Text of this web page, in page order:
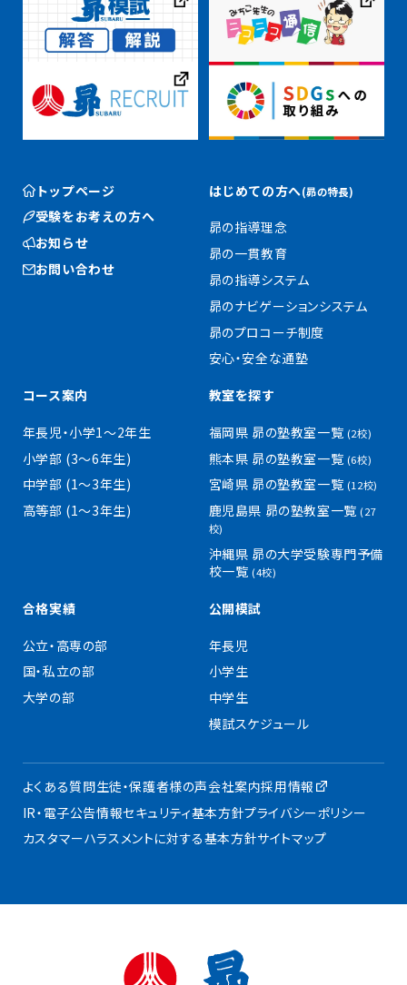
トップページ
受験をお考えの方へ
お知らせ
お問い合わせ
はじめての方へ(昴の特長)
昴の指導理念
昴の一貫教育
昴の指導システム
昴のナビゲーションシステム
昴のプロコーチ制度
安心・安全な通塾
コース案内
年長児・小学1〜2年生
小学部 (3〜6年生)
中学部 (1〜3年生)
高等部 (1〜3年生)
教室を探す
福岡県 昴の塾教室一覧 (2校)
熊本県 昴の塾教室一覧 (6校)
宮崎県 昴の塾教室一覧 (12校)
鹿児島県 昴の塾教室一覧(27
校)
沖縄県 昴の大学受験専門予備
校一覧 (4校)
合格実績
公立・高専の部
国・私立の部
大学の部
公開模試
年長児
小学生
中学生
模試スケジュール
よくある質問生徒・保護者様の声会社案内採用情報
IR・電子公告情報セキュリティ基本方針プライバシーポリシー
カスタマーハラスメントに対する基本方針サイトマップ